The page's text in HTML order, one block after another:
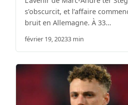
s’obscurcit, et l’affaire
bruit en Allemagne. À 33…
février 19, 20233 min